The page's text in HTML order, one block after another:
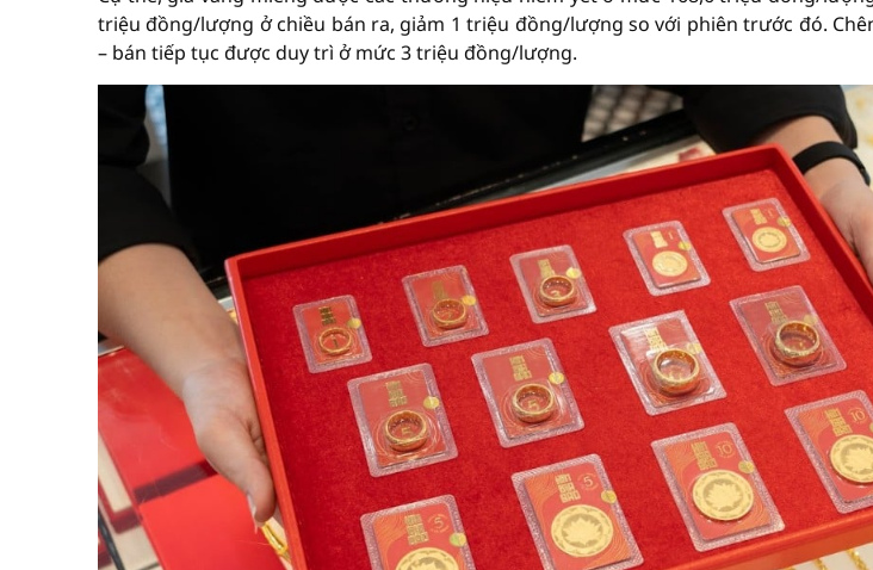
triệu đồng/lượng ở chiều bán ra, giảm 1 triệu đồng/lượng so với phiên trước đó.
– bán tiếp tục được duy trì ở mức 3 triệu đồng/lượng.